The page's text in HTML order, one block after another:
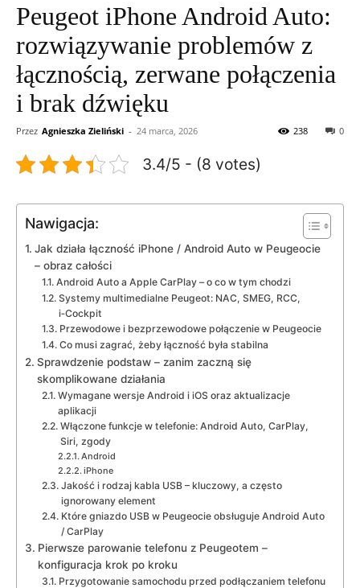
Peugeot iPhone Android Auto:
rozwiązywanie problemów z
łącznością, zerwane połączenia
i brak dźwięku
Przez Agnieszka Zieliński - 24 marca, 2026 0
238
3.4/5 - (8 votes)
Nawigacja:
Jak działa łączność iPhone / Android Auto w Peugeocie
– obraz całości
Android Auto a Apple CarPlay – o co w tym chodzi
Systemy multimedialne Peugeot: NAC, SMEG, RCC,
i‑Cockpit
Przewodowe i bezprzewodowe połączenie w Peugeocie
Co musi zagrać, żeby łączność była stabilna
Sprawdzenie podstaw – zanim zaczną się
skomplikowane działania
Wymagane wersje Android i iOS oraz aktualizacje
aplikacji
Włączone funkcje w telefonie: Android Auto, CarPlay,
Siri, zgody
Android
iPhone
Jakość i rodzaj kabla USB – kluczowy, a często
ignorowany element
Które gniazdo USB w Peugeocie obsługuje Android Auto
/ CarPlay
Pierwsze parowanie telefonu z Peugeotem –
konfiguracja krok po kroku
Przygotowanie samochodu przed podłączaniem telefonu